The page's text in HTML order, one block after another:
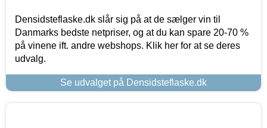
Densidsteflaske.dk slår sig på at de sælger vin til
Danmarks bedste netpriser, og at du kan spare 20-70 %
på vinene ift. andre webshops. Klik her for at se deres
udvalg.
Se udvalget på Densidsteflaske.dk